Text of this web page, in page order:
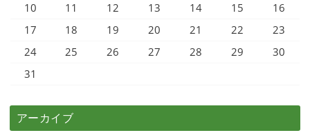
10
11 12 13 14 15
16
17
18 19 20 21 22
23
24
25 26 27 28 29
30
31
アーカイブ